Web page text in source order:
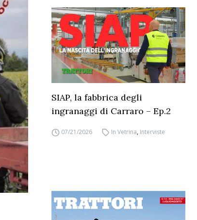
SIAP, la fabbrica degli
ingranaggi di Carraro – Ep.2
07/21/2026 In Vetrina, Interviste